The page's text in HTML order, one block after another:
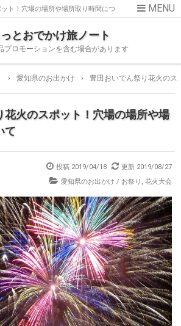
ト！穴場の場所や場所取り時間につ
とおでかけ旅ノート
プロモーションを含む場合があります
› 愛知県のお出かけ › 豊田おいでん祭り花火の
花火のスポット！穴場の場所や場
て
投稿 2019/04/18 更新 2019/08/27
愛知県のお出かけ / お祭り , 花火大会